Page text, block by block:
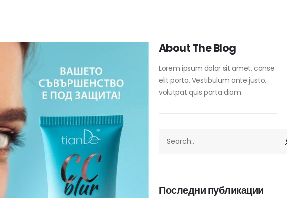
About The Blog
Lorem ipsum dolor sit amet, conse
elit porta. Vestibulum ante justo,
volutpat quis porta diam.
Последни публикации